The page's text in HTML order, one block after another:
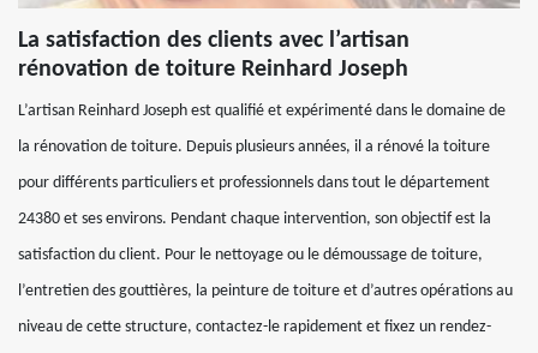
La satisfaction des clients avec l’artisan
rénovation de toiture Reinhard Joseph
L’artisan Reinhard Joseph est qualifié et expérimenté dans le domaine de
la rénovation de toiture. Depuis plusieurs années, il a rénové la toiture
pour différents particuliers et professionnels dans tout le département
24380 et ses environs. Pendant chaque intervention, son objectif est la
satisfaction du client. Pour le nettoyage ou le démoussage de toiture,
l’entretien des gouttières, la peinture de toiture et d’autres opérations au
niveau de cette structure, contactez-le rapidement et fixez un rendez-